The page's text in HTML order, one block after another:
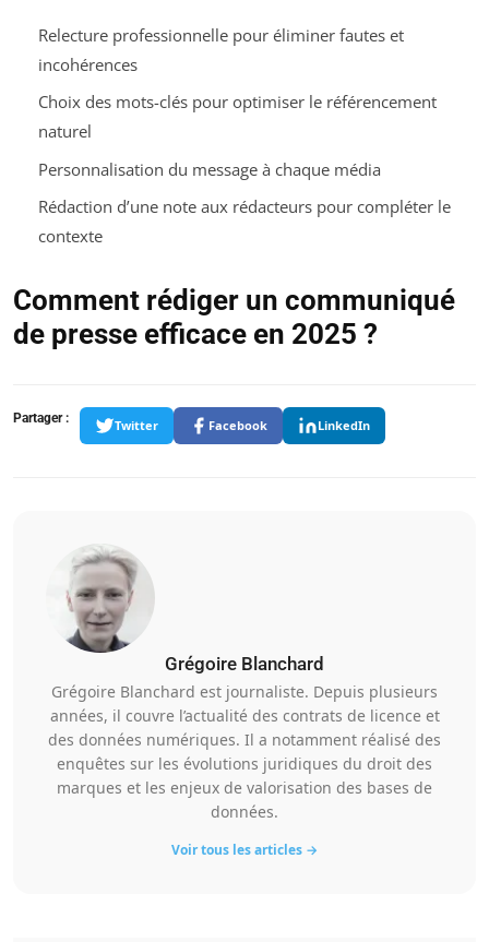
Relecture professionnelle pour éliminer fautes et
incohérences
Choix des mots-clés pour optimiser le référencement
naturel
Personnalisation du message à chaque média
Rédaction d’une note aux rédacteurs pour compléter le
contexte
Comment rédiger un communiqué
de presse efficace en 2025 ?
Partager : Twitter Facebook LinkedIn
Grégoire Blanchard
Grégoire Blanchard est journaliste. Depuis plusieurs
années, il couvre l’actualité des contrats de licence et
des données numériques. Il a notamment réalisé des
enquêtes sur les évolutions juridiques du droit des
marques et les enjeux de valorisation des bases de
données.
Voir tous les articles →